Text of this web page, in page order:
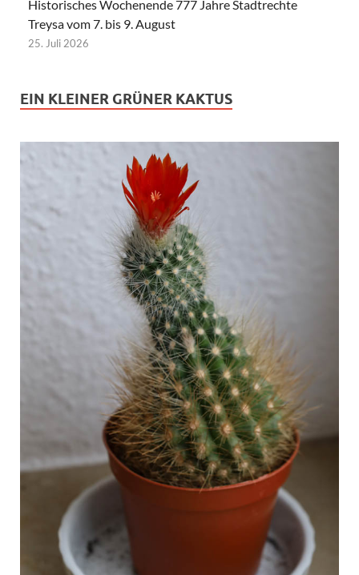
Historisches Wochenende 777 Jahre Stadtrechte
Treysa vom 7. bis 9. August
25. Juli 2026
EIN KLEINER GRÜNER KAKTUS